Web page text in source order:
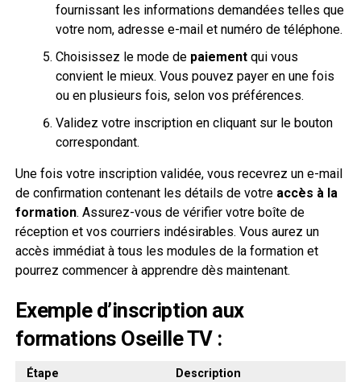
fournissant les informations demandées telles que
votre nom, adresse e-mail et numéro de téléphone.
Choisissez le mode de paiementqui vous
convient le mieux. Vous pouvez payer en une fois
ou en plusieurs fois, selon vos préférences.
Validez votre inscription en cliquant sur le bouton
correspondant.
Une fois votre inscription validée, vous recevrez un e-mail
de confirmation contenant les détails de votre accès à la
formation. Assurez-vous de vérifier votre boîte de
réception et vos courriers indésirables. Vous aurez un
accès immédiat à tous les modules de la formation et
pourrez commencer à apprendre dès maintenant.
Exemple d’inscription aux
formations Oseille TV :
Étape
Description